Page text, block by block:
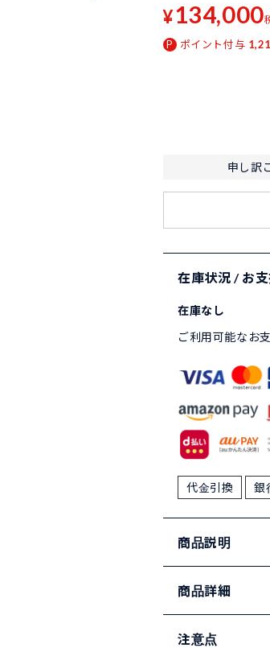
¥134,000
ポイント付与
申し訳
在庫状況 / お
在庫なし
ご利用可能なお
代金引換 銀
商品説明
商品詳細
注意点